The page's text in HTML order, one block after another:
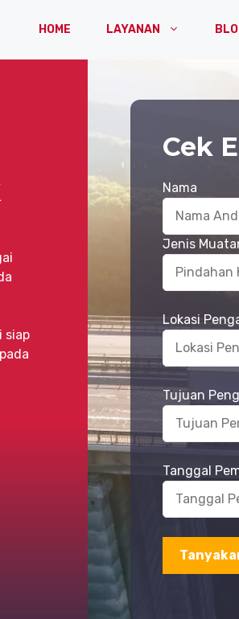
HOME LAYANAN
siap
Cek
Nama
Jenis
Lokasi
Tujuan
Tanggal